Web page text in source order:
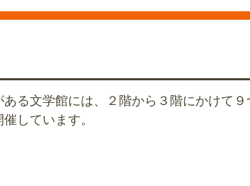
る文学館には、２階から３階にかけて
しています。